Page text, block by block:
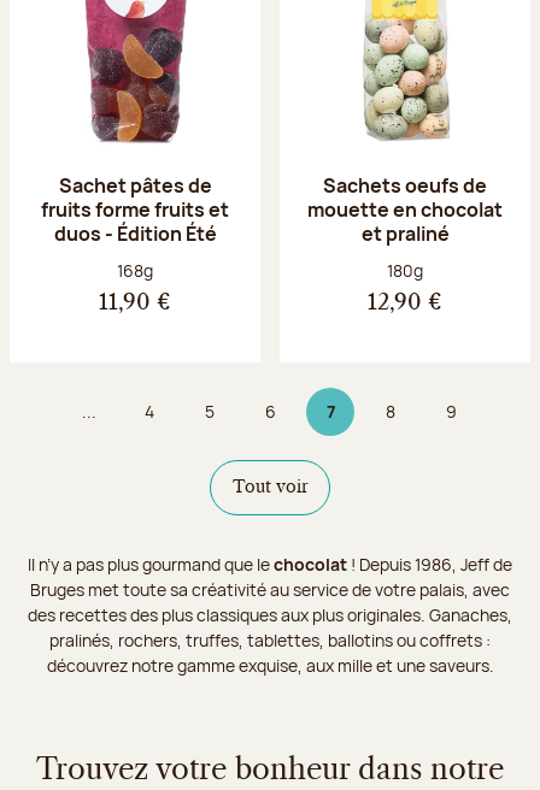
Sachet pâtes de
fruits forme fruits et
duos - Édition Été
Poids net :
168g
11,90 €
Sachets oeufs de
mouette en chocolat
et praliné
Poids net :
180g
12,90 €
... Page
4 Page
5 Page
6 7Page 7 sur 9
Page
8 Page
9
Tout voir
Il n’y a pas plus gourmand que lechocolat ! Depuis 1986, Jeff de
Bruges met toute sa créativité au service de votre palais, avec
des recettes des plus classiques aux plus originales. Ganaches,
pralinés, rochers, truffes, tablettes, ballotins ou coffrets :
découvrez notre gamme exquise, aux mille et une saveurs.
Trouvez votre bonheur dans notre